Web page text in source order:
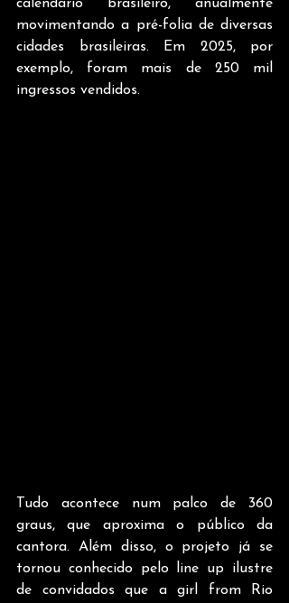
calendário brasileiro, anualmente
movimentando a pré-folia de diversas
cidades brasileiras. Em 2025, por
exemplo, foram mais de 250 mil
ingressos vendidos.
Tudo acontece num palco de 360
graus, que aproxima o público da
cantora. Além disso, o projeto já se
tornou conhecido pelo line up ilustre
de convidados que a girl from Rio